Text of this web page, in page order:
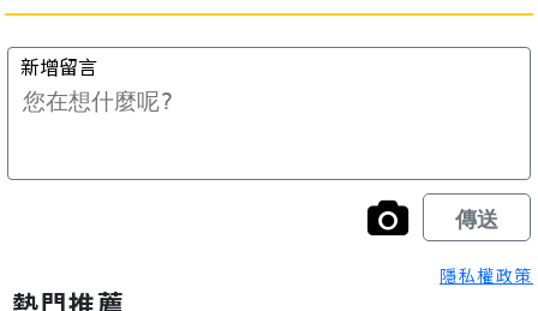
隱私權政策
熱門推薦